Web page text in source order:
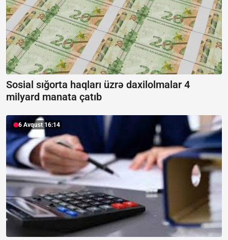
Sosial sığorta haqları üzrə daxilolmalar 4
milyard manata çatıb
6 Avqust 16:14